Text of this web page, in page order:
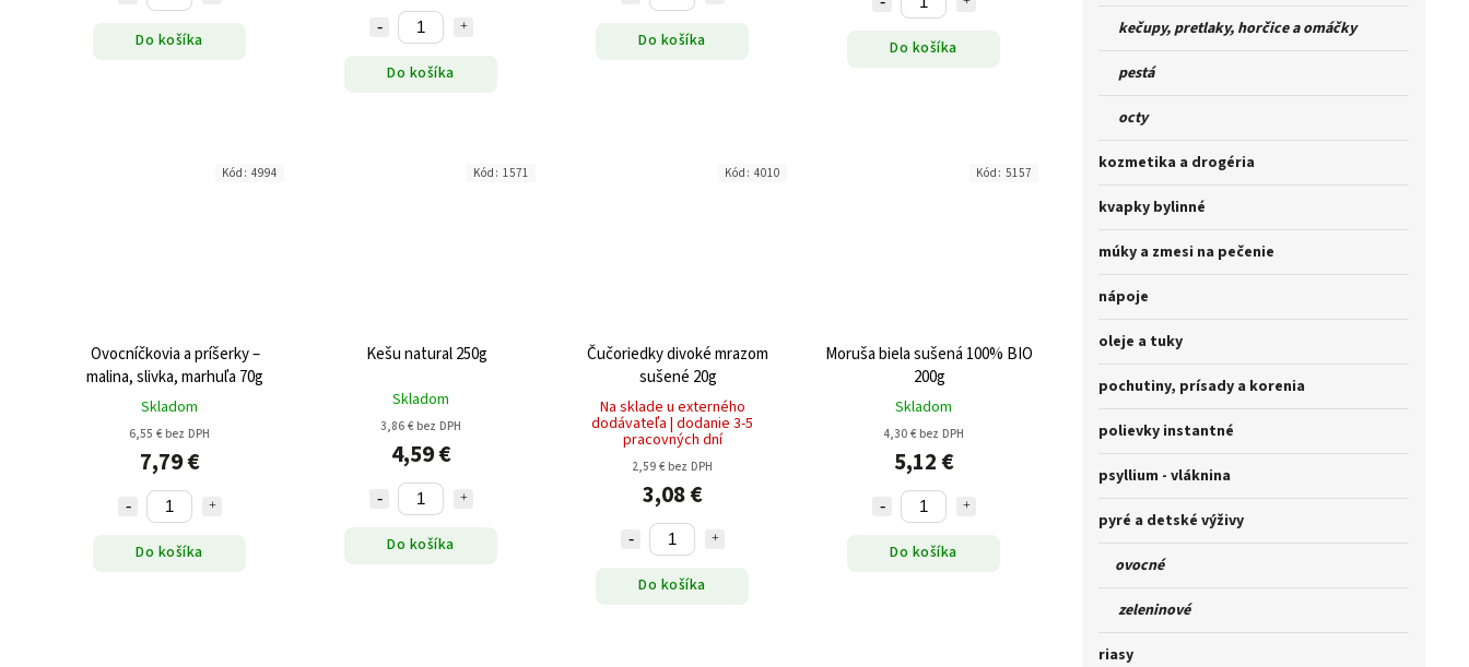
kečupy, pretlaky, horčice a omáčky
pestá
octy
kozmetika a drogéria
kvapky bylinné
múky a zmesi na pečenie
nápoje
oleje a tuky
pochutiny, prísady a korenia
polievky instantné
psyllium - vláknina
pyré a detské výživy
ovocné
zeleninové
riasy
Do košíka
Do košíka
Do košíka Do košíka
Ovocníčkovia a príšerky –
malina, slivka, marhuľa 70g
Skladom
6,55 € bez DPH
7,79 €
Do košíka
Kód: 4994
Kešu natural 250g
Skladom
3,86 € bez DPH
4,59 €
Do košíka
Kód: 1571
Čučoriedky divoké mrazom
sušené 20g
Na sklade u externého
dodávateľa | dodanie 3-5
pracovných dní
2,59 € bez DPH
3,08 €
Do košíka
Kód: 4010
Moruša biela sušená 100% BIO
200g
Skladom
4,30 € bez DPH
5,12 €
Do košíka
Kód: 5157